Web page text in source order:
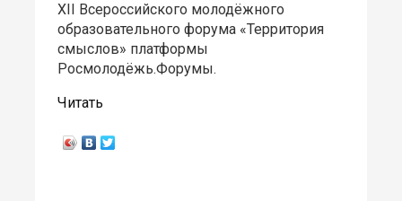
XII Всероссийского молодёжного
образовательного форума «Территория
смыслов» платформы
Росмолодёжь.Форумы.
Читать